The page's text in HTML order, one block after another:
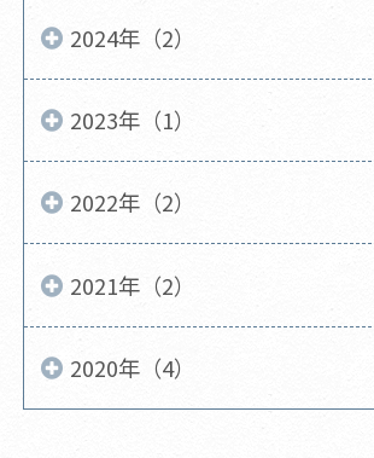
2024年（2）
2023年（1）
2022年（2）
2021年（2）
2020年（4）